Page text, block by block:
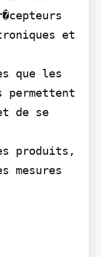
et
que les
de se
produits,
mesures